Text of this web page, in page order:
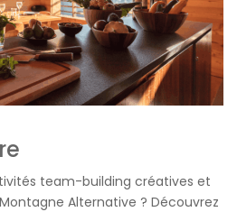
team-building créatives et
Alternative ? Découvrez